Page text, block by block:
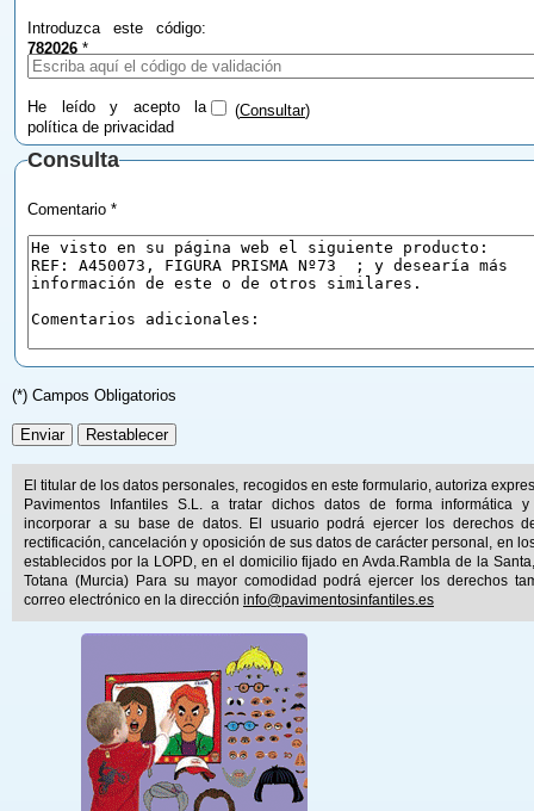
Introduzca este código:
782026 *
He leído y acepto la
política de privacidad
(Consultar)
Consulta
Comentario *
(*) Campos Obligatorios
El titular de los datos personales, recogidos en este formulario, autoriza
Pavimentos Infantiles S.L. a tratar dichos datos de forma informática y
incorporar a su base de datos. El usuario podrá ejercer los derechos
rectificación, cancelación y oposición de sus datos de carácter personal, en
establecidos por la LOPD, en el domicilio fijado en Avda.Rambla de la
Totana (Murcia) Para su mayor comodidad podrá ejercer los derechos
correo electrónico en la dirección info@pavimentosinfantiles.es